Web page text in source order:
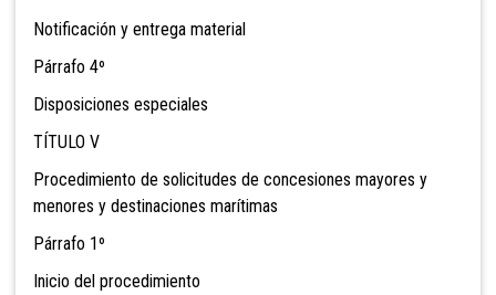
Notificación y entrega material
Párrafo 4º
Disposiciones especiales
TÍTULO V
Procedimiento de solicitudes de concesiones mayores y
menores y destinaciones marítimas
Párrafo 1º
Inicio del procedimiento